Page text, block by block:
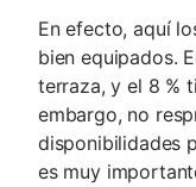
En efecto, aquí
bien equipados.
terraza, y el 8 %
embargo, no
disponibilidades
es muy